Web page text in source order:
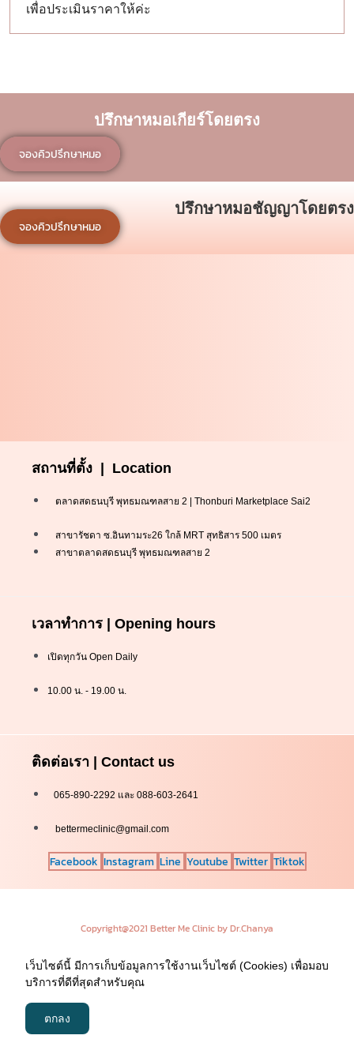
เพื่อประเมินราคาให้ค่ะ
ปรึกษาหมอเกียร์โดยตรง
จองคิวปรึกษาหมอ
ปรึกษาหมอชัญญาโดยตรง
จองคิวปรึกษาหมอ
สถานที่ตั้ง | Location
ตลาดสดธนบุรี พุทธมณฑลสาย 2 | Thonburi Marketplace Sai2
สาขารัชดา ซ.อินทามระ26 ใกล้ MRT สุทธิสาร 500 เมตร
สาขาตลาดสดธนบุรี พุทธมณฑลสาย 2
เวลาทำการ | Opening hours
เปิดทุกวัน Open Daily
10.00 น. - 19.00 น.
ติดต่อเรา | Contact us
065-890-2292 และ 088-603-2641
bettermeclinic@gmail.com
Facebook Instagram Line Youtube Twitter Tiktok
Copyright@2021 Better Me Clinic by Dr.Chanya
เว็บไซต์นี้ มีการเก็บข้อมูลการใช้งานเว็บไซต์ (Cookies) เพื่อมอบ
บริการที่ดีที่สุดสำหรับคุณ
ตกลง